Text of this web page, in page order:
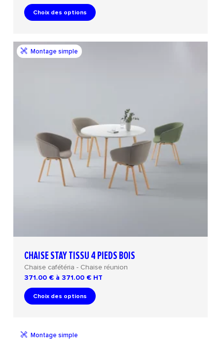
Choix des options
CHAISE STAY TISSU 4 PIEDS BOIS
Chaise cafétéria - Chaise réunion
371.00 € à 371.00 € HT
Choix des options
Montage simple
Montage simple